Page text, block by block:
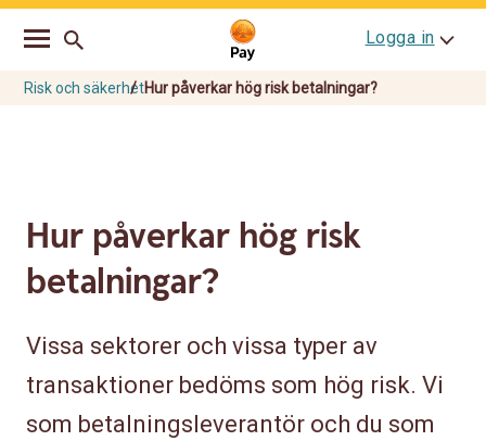
Go
navigation
Skip
Logga in
Risk och säkerhetHur påverkar hög risk betalningar?
Hur påverkar hög risk
betalningar?
Vissa sektorer och vissa typer av
transaktioner bedöms som hög risk. Vi
som betalningsleverantör och du som